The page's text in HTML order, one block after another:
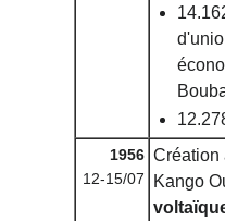
1956
12-15/07
Création
Kango